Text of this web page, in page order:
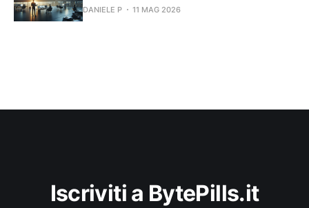
DANIELE P 11 MAG 2026
Iscriviti a BytePills.it